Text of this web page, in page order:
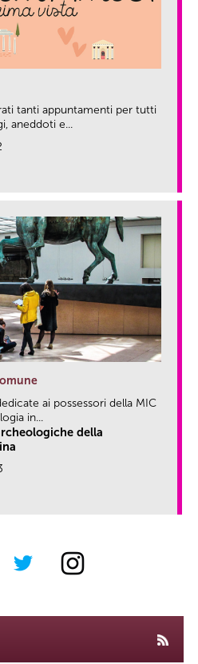
tanti appuntamenti per tutti
aneddoti e...
ai possessori della MIC
in...
della